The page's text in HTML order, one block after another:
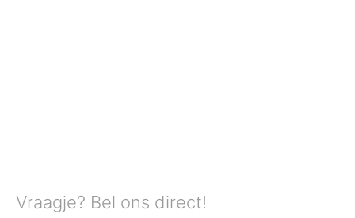
Vraagje? Bel ons direct!